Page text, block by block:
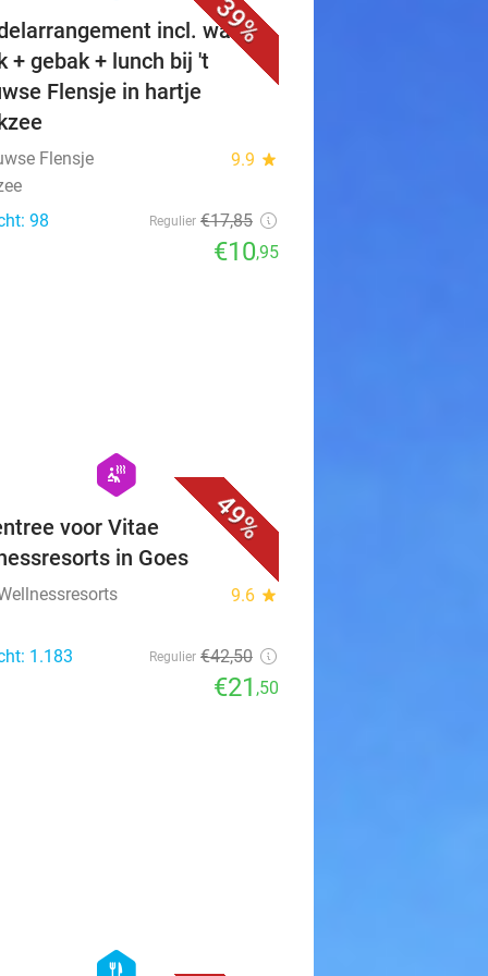
39%
incl. warme
+ gebak + lunch bij 't
Flensje in hartje
Flensje 9.9 star
98
Regulier €17,85
€10,95
49%
hexagon
wellness
voor Vitae
in Goes
9.6 star
1.183
Regulier €42,50
€21 ,50
food